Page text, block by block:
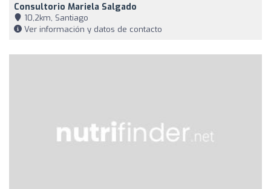
Consultorio Mariela Salgado
10,2km, Santiago
Ver información y datos de contacto